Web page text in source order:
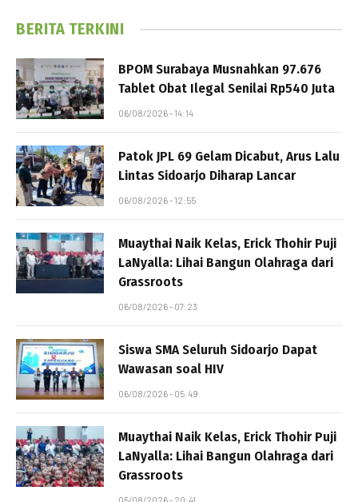
BERITA TERKINI
BPOM Surabaya Musnahkan 97.676
Tablet Obat Ilegal Senilai Rp540 Juta
06/08/2026 - 14:14
Patok JPL 69 Gelam Dicabut, Arus Lalu
Lintas Sidoarjo Diharap Lancar
06/08/2026 - 12:55
Muaythai Naik Kelas, Erick Thohir Puji
LaNyalla: Lihai Bangun Olahraga dari
Grassroots
06/08/2026 - 07:23
Siswa SMA Seluruh Sidoarjo Dapat
Wawasan soal HIV
06/08/2026 - 05:49
Muaythai Naik Kelas, Erick Thohir Puji
LaNyalla: Lihai Bangun Olahraga dari
Grassroots